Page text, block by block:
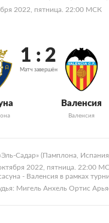
2022, пятница. 22:00 МСК
1 : 2
Матч завершён
Валенсия
Валенсия
Садар» (Памплона,
2022, пятница. 22:00
- Валенсия в рамках
Мигель Анхель Ортис